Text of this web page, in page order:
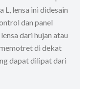
L, lensa ini didesain
dan panel
dari hujan atau
di dekat
dapat dilipat dari